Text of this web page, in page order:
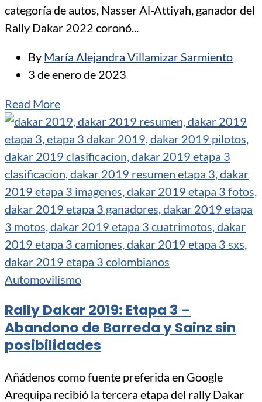
categoría de autos, Nasser Al-Attiyah, ganador del
Rally Dakar 2022 coronó...
By María Alejandra Villamizar Sarmiento
3 de enero de 2023
Read More
Automovilismo
Rally Dakar 2019: Etapa 3 –
Abandono de Barreda y Sainz sin
posibilidades
Añádenos como fuente preferida en Google
Arequipa recibió la tercera etapa del rally Dakar